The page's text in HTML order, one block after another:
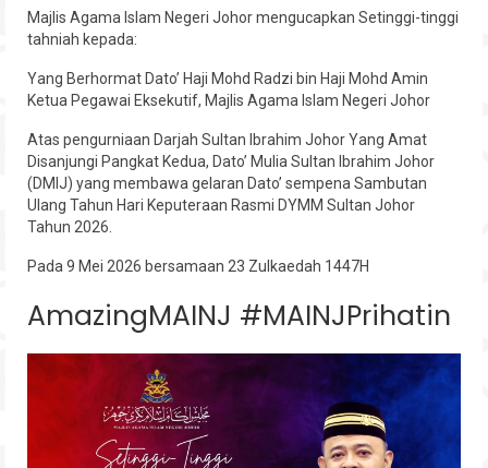
Wakaf
Baitulmal
Hubungi
Majlis Agama Islam Negeri Johor mengucapkan Setinggi-tinggi
tahniah kepada:
Yang Berhormat Dato’ Haji Mohd Radzi bin Haji Mohd Amin
Ketua Pegawai Eksekutif, Majlis Agama Islam Negeri Johor
Atas pengurniaan Darjah Sultan Ibrahim Johor Yang Amat
Disanjungi Pangkat Kedua, Dato’ Mulia Sultan Ibrahim Johor
(DMIJ) yang membawa gelaran Dato’ sempena Sambutan
Ulang Tahun Hari Keputeraan Rasmi DYMM Sultan Johor
Tahun 2026.
Pada 9 Mei 2026 bersamaan 23 Zulkaedah 1447H
AmazingMAINJ #MAINJPrihatin